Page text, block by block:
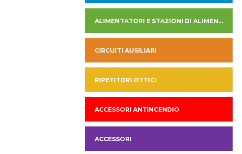
ALIMENTATORI E STAZIONI DI ALIMENTAZIONE
CIRCUITI AUSILIARI
RIPETITORI OTTICI
ACCESSORI ANTINCENDIO
ACCESSORI